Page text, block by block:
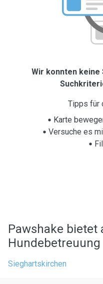
Wir konnten keine
Tipps für
Karte
Versuche es
Pawshake bietet
Hundebetreuung
Sieghartskirchen